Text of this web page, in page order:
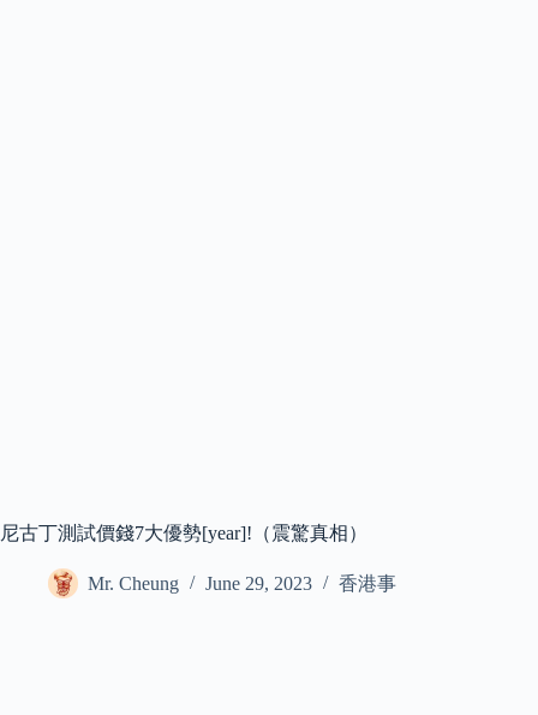
尼古丁測試價錢7大優勢[year]!（震驚真相）
Mr. Cheung June 29, 2023 香港事